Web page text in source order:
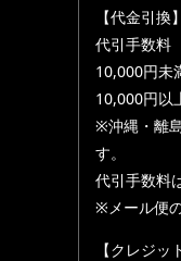
【代金引換】
代引手数料
10,000円未
10,000円以
※沖縄・離
す。
代引手数料
※メール便
【クレジッ